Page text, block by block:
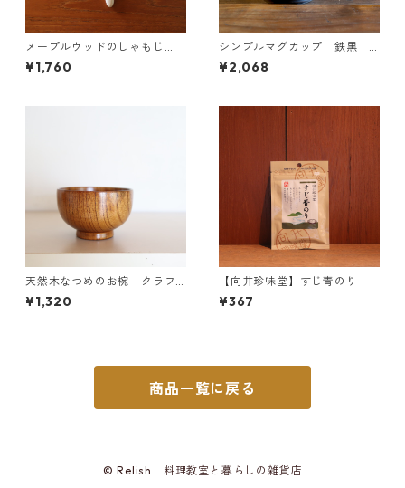
メープルウッドのしゃもじ
（小）クラフト木の実
¥1,760
シンプルマグカップ 鉄黒
【美濃焼】
¥2,068
天然木なつめのお椀 クラフ
ト木の実
¥1,320
【向井珍味堂】すじ青のり
¥367
商品一覧に戻る
© Relish 料理教室と暮らしの雑貨店